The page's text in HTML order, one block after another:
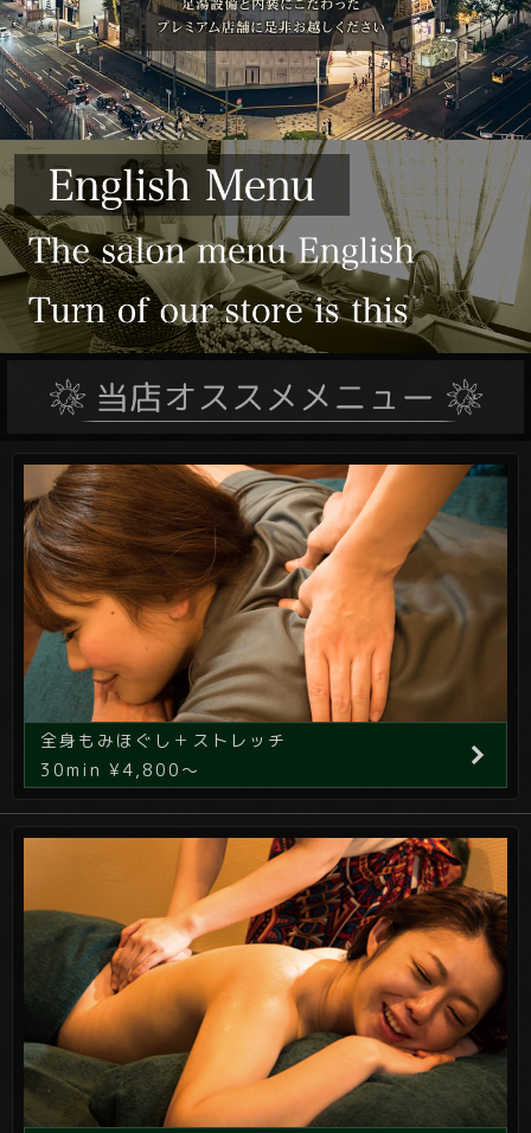
全身もみほぐし＋ストレッチ
30min ¥4,800～